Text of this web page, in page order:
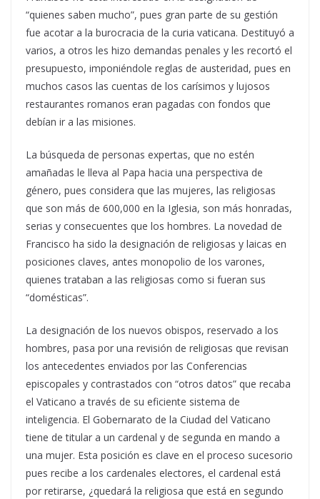
“quienes saben mucho”, pues gran parte de su gestión
fue acotar a la burocracia de la curia vaticana. Destituyó a
varios, a otros les hizo demandas penales y les recortó el
presupuesto, imponiéndole reglas de austeridad, pues en
muchos casos las cuentas de los carísimos y lujosos
restaurantes romanos eran pagadas con fondos que
debían ir a las misiones.
La búsqueda de personas expertas, que no estén
amañadas le lleva al Papa hacia una perspectiva de
género, pues considera que las mujeres, las religiosas
que son más de 600,000 en la Iglesia, son más honradas,
serias y consecuentes que los hombres. La novedad de
Francisco ha sido la designación de religiosas y laicas en
posiciones claves, antes monopolio de los varones,
quienes trataban a las religiosas como si fueran sus
“domésticas”.
La designación de los nuevos obispos, reservado a los
hombres, pasa por una revisión de religiosas que revisan
los antecedentes enviados por las Conferencias
episcopales y contrastados con “otros datos” que recaba
el Vaticano a través de su eficiente sistema de
inteligencia. El Gobernarato de la Ciudad del Vaticano
tiene de titular a un cardenal y de segunda en mando a
una mujer. Esta posición es clave en el proceso sucesorio
pues recibe a los cardenales electores, el cardenal está
por retirarse, ¿quedará la religiosa que está en segundo